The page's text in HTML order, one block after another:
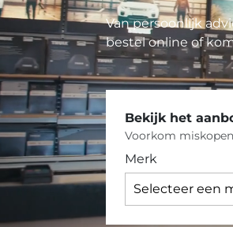
Van persoonlijk
bestel online of
Bekijk het
Voorkom
Merk